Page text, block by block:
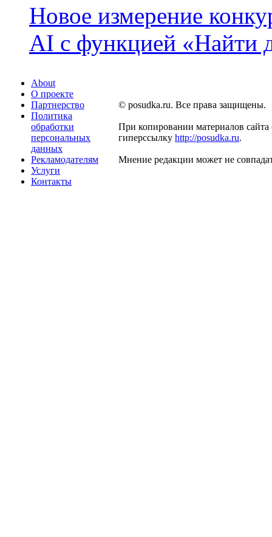
Новое измерение
AI с функцией «Найти
About
О проекте
Партнерство
Политика
обработки
персональных
данных
Рекламодателям
Услуги
Контакты
© posudka.ru. Все права защищены.
При копировании материалов сайта
гиперссылку http://posudka.ru.
Мнение редакции может не